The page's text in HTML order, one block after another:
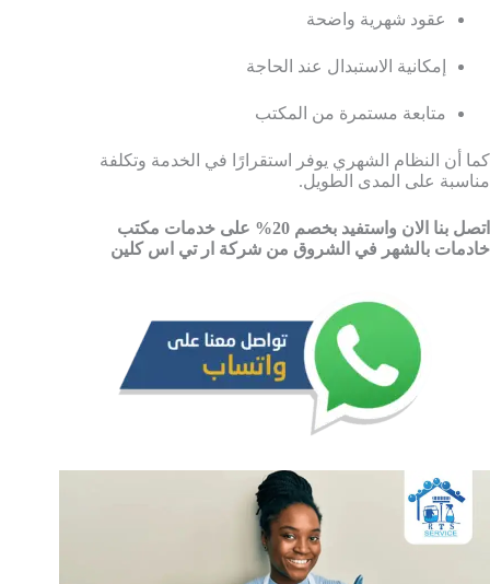
عقود شهرية واضحة
إمكانية الاستبدال عند الحاجة
متابعة مستمرة من المكتب
كما أن النظام الشهري يوفر استقرارًا في الخدمة وتكلفة
مناسبة على المدى الطويل.
اتصل بنا الان واستفيد بخصم 20% على خدمات مكتب
خادمات بالشهر في الشروق من شركة ار تي اس كلين